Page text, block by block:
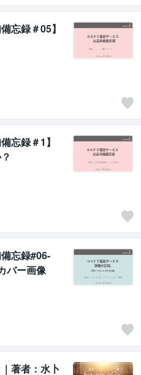
忘録＃05】
忘録＃1】
忘録#06-
バー画像
著者：水卜